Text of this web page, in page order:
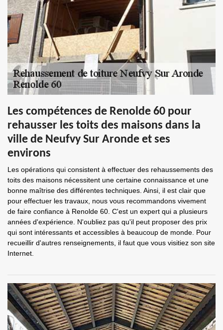
Les compétences de Renolde 60 pour
rehausser les toits des maisons dans la
ville de Neufvy Sur Aronde et ses
environs
Les opérations qui consistent à effectuer des rehaussements des
toits des maisons nécessitent une certaine connaissance et une
bonne maîtrise des différentes techniques. Ainsi, il est clair que
pour effectuer les travaux, nous vous recommandons vivement
de faire confiance à Renolde 60. C'est un expert qui a plusieurs
années d'expérience. N'oubliez pas qu'il peut proposer des prix
qui sont intéressants et accessibles à beaucoup de monde. Pour
recueillir d'autres renseignements, il faut que vous visitiez son site
Internet.